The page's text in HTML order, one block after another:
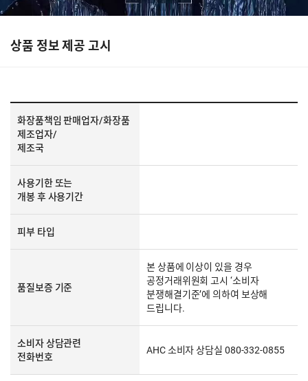
상품 정보 제공 고시
화장품책임 판매업자/화장품
제조업자/
제조국
사용기한 또는
개봉 후 사용기간
피부 타입
품질보증 기준
본 상품에 이상이 있을 경우
공정거래위원회 고시 ‘소비자
분쟁해결기준’에 의하여 보상해
드립니다.
소비자 상담관련
전화번호
AHC 소비자 상담실 080-332-0855